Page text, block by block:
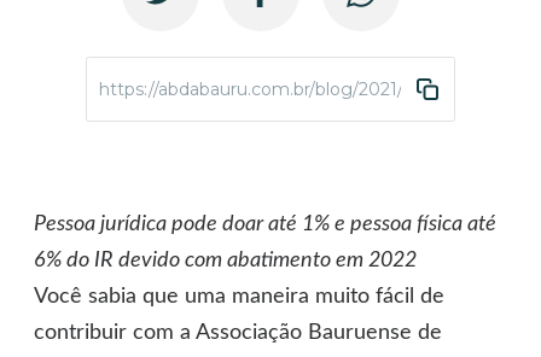
https://abdabauru.com.br/blog/2021/01/05/ajude-a-
Pessoa jurídica pode doar até 1% e pessoa física até
6% do IR devido com abatimento em 2022
Você sabia que uma maneira muito fácil de
contribuir com a Associação Bauruense de